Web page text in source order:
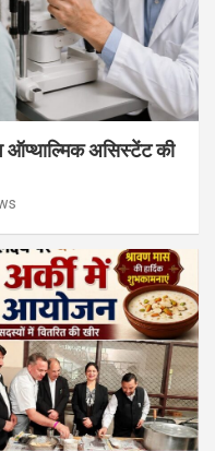
ऑप्थाल्मिक असिस्टेंट की